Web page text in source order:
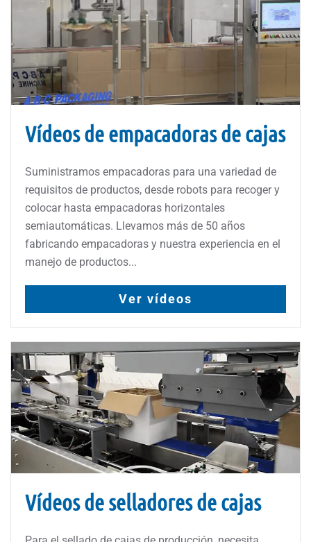
Vídeos de empacadoras de cajas
Suministramos empacadoras para una variedad de
requisitos de productos, desde robots para recoger y
colocar hasta empacadoras horizontales
semiautomáticas. Llevamos más de 50 años
fabricando empacadoras y nuestra experiencia en el
manejo de productos...
Ver vídeos
Vídeos de selladores de cajas